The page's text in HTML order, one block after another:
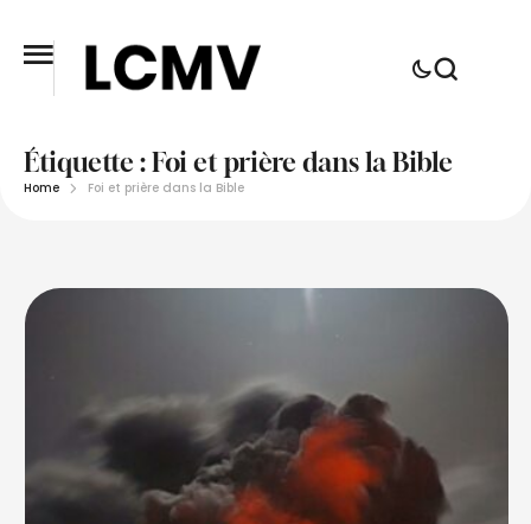
Étiquette :Foi et prière dans la Bible
Home Foi et prière dans la Bible